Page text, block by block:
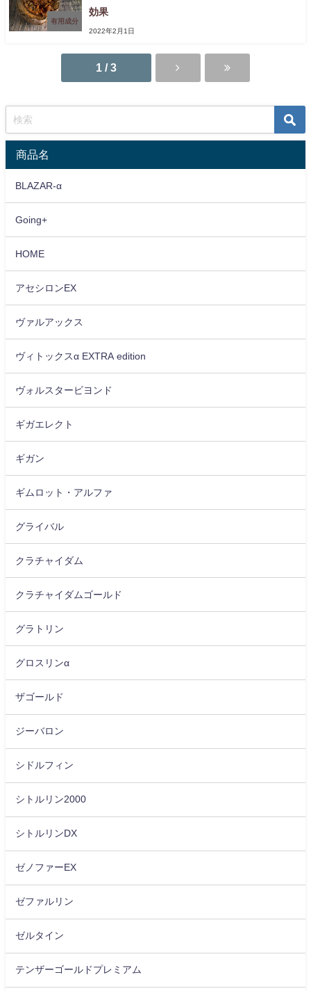
有用成分
効果
2022年2月1日
1 / 3
商品名
BLAZAR-α
Going+
HOME
アセシロンEX
ヴァルアックス
ヴィトックスα EXTRA edition
ヴォルスタービヨンド
ギガエレクト
ギガン
ギムロット・アルファ
グライバル
クラチャイダム
クラチャイダムゴールド
グラトリン
グロスリンα
ザゴールド
ジーバロン
シドルフィン
シトルリン2000
シトルリンDX
ゼノファーEX
ゼファルリン
ゼルタイン
テンザーゴールドプレミアム